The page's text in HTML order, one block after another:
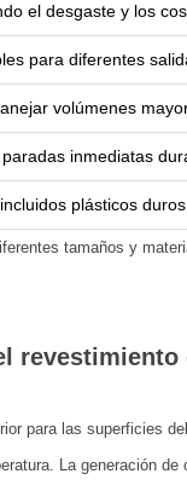
el desgaste y los
para diferentes
volúmenes
inmediatas
plásticos
tamaños y
revestimiento
para las superficies
La generación de